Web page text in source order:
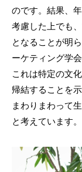
のです。結果、
考慮した上でも
となることが明
ーケティング学
これは特定の文
帰結することを
まわりまわって
と考えています。